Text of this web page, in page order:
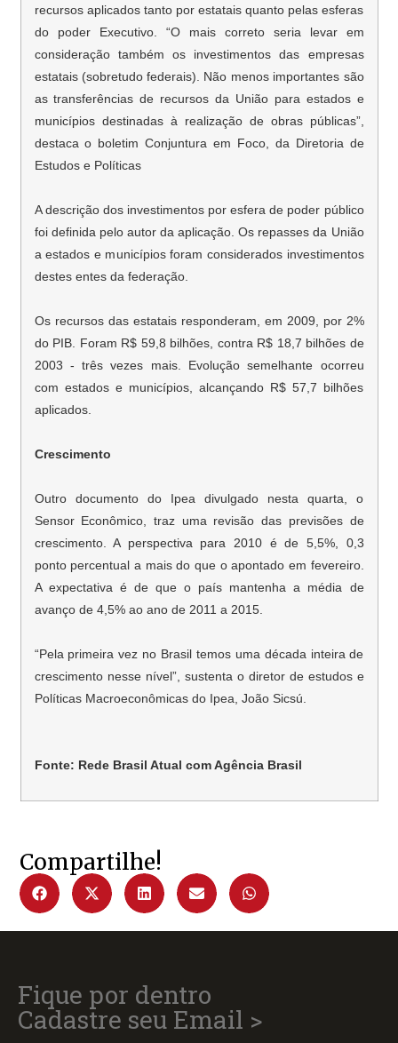
recursos aplicados tanto por estatais quanto pelas esferas
do poder Executivo. “O mais correto seria levar em
consideração também os investimentos das empresas
estatais (sobretudo federais). Não menos importantes são
as transferências de recursos da União para estados e
municípios destinadas à realização de obras públicas”,
destaca o boletim Conjuntura em Foco, da Diretoria de
Estudos e Políticas
A descrição dos investimentos por esfera de poder público
foi definida pelo autor da aplicação. Os repasses da União
a estados e municípios foram considerados investimentos
destes entes da federação.
Os recursos das estatais responderam, em 2009, por 2%
do PIB. Foram R$ 59,8 bilhões, contra R$ 18,7 bilhões de
2003 - três vezes mais. Evolução semelhante ocorreu
com estados e municípios, alcançando R$ 57,7 bilhões
aplicados.
Crescimento
Outro documento do Ipea divulgado nesta quarta, o
Sensor Econômico, traz uma revisão das previsões de
crescimento. A perspectiva para 2010 é de 5,5%, 0,3
ponto percentual a mais do que o apontado em fevereiro.
A expectativa é de que o país mantenha a média de
avanço de 4,5% ao ano de 2011 a 2015.
“Pela primeira vez no Brasil temos uma década inteira de
crescimento nesse nível”, sustenta o diretor de estudos e
Políticas Macroeconômicas do Ipea, João Sicsú.
Fonte: Rede Brasil Atual com Agência Brasil
Compartilhe!
Fique por dentro
Cadastre seu Email >